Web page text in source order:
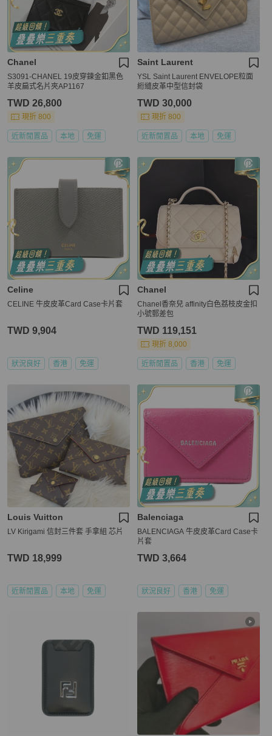
Chanel
S3091-CHANEL 19皮穿鍊金釦黑色
羊皮扁式名片夾AP1167
TWD 26,800
現折 800
近新閒置品 本地 免運
Saint Laurent
YSL Saint Laurent ENVELOPE粒面
絎縫皮革中型信封袋
TWD 30,000
現折 800
近新閒置品 本地 免運
Celine
CELINE 牛皮皮革Card Case卡片套
TWD 9,904
狀況良好 香港 免運
Chanel
Chanel香奈兒 affinity白色荔枝皮金扣
小號郵差包
TWD 119,151
現折 8,000
近新閒置品 香港 免運
Louis Vuitton
LV Kirigami 信封三件套 手拿組 芯片
TWD 18,999
近新閒置品 本地 免運
Balenciaga
BALENCIAGA 牛皮皮革Card Case卡
片套
TWD 3,664
狀況良好 香港 免運